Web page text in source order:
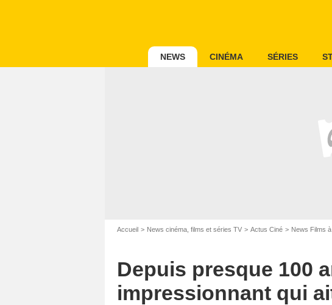
NEWS CINÉMA SÉRIES
Accueil News cinéma, films et séries TV Actus Ciné News Films
Depuis presque 100
impressionnant qui